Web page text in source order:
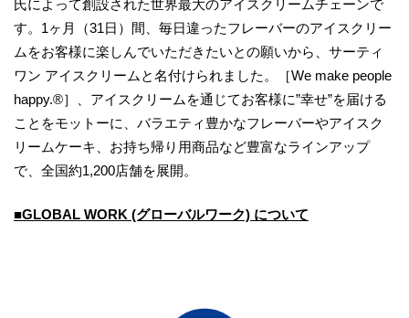
氏によって創設された世界最大のアイスクリームチェーンで
す。1ヶ月（31日）間、毎日違ったフレーバーのアイスクリー
ムをお客様に楽しんでいただきたいとの願いから、サーティ
ワン アイスクリームと名付けられました。［We make people
happy.®］、アイスクリームを通じてお客様に”幸せ”を届ける
ことをモットーに、バラエティ豊かなフレーバーやアイスク
リームケーキ、お持ち帰り用商品など豊富なラインアップ
で、全国約1,200店舗を展開。
■GLOBAL WORK (グローバルワーク) について